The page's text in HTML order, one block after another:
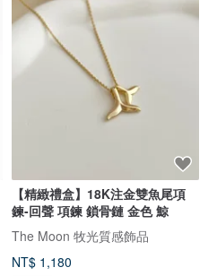
【精緻禮盒】18K注金雙魚尾項
鍊-回聲 項鍊 鎖骨鏈 金色 鯨
The Moon 牧光質感飾品
NT$ 1,180